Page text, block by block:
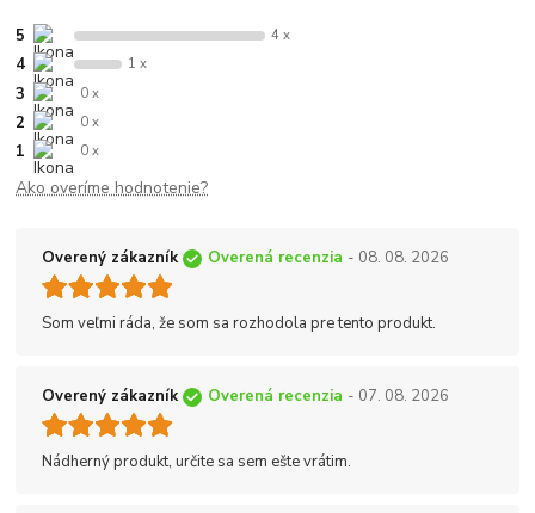
5 4 x
4 1 x
3 0 x
2 0 x
1 0 x
Ako overíme hodnotenie?
Overený zákazník Overená recenzia - 08. 08. 2026
Som veľmi ráda, že som sa rozhodola pre tento produkt.
Overený zákazník Overená recenzia - 07. 08. 2026
Nádherný produkt, určite sa sem ešte vrátim.